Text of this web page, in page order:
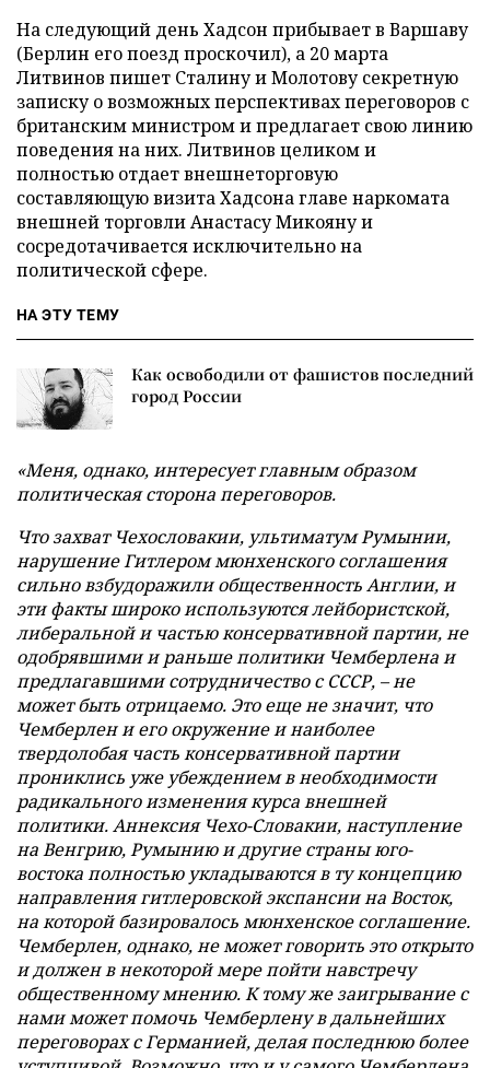
На следующий день Хадсон прибывает в Варшаву
(Берлин его поезд проскочил), а 20 марта
Литвинов пишет Сталину и Молотову секретную
записку о возможных перспективах переговоров с
британским министром и предлагает свою линию
поведения на них. Литвинов целиком и
полностью отдает внешнеторговую
составляющую визита Хадсона главе наркомата
внешней торговли Анастасу Микояну и
сосредотачивается исключительно на
политической сфере.
НА ЭТУ ТЕМУ
Как освободили от фашистов последний
город России
«Меня, однако,интересуетглавным образом
политическая сторона переговоров.
Что захват Чехословакии, ультиматум Румынии,
нарушение Гитлером мюнхенского соглашения
сильно взбудоражили общественность Англии, и
эти факты широко используются лейбористской,
либеральной и частью консервативной партии, не
одобрявшими и раньше политики Чемберлена и
предлагавшими сотрудничество с СССР, – не
может быть отрицаемо. Это еще не значит, что
Чемберлен и его окружение и наиболее
твердолобая часть консервативной партии
прониклись уже убеждением в необходимости
радикального изменения курса внешней
политики. Аннексия Чехо-Словакии, наступление
на Венгрию, Румынию и другие страны юго-
востока полностью укладываются в ту концепцию
направления гитлеровской экспансии на Восток,
на которой базировалось мюнхенское соглашение.
Чемберлен, однако, не может говорить это открыто
и должен в некоторой мере пойти навстречу
общественному мнению. К тому же заигрывание с
нами может помочь Чемберлену в дальнейших
переговорах с Германией, делая последнюю более